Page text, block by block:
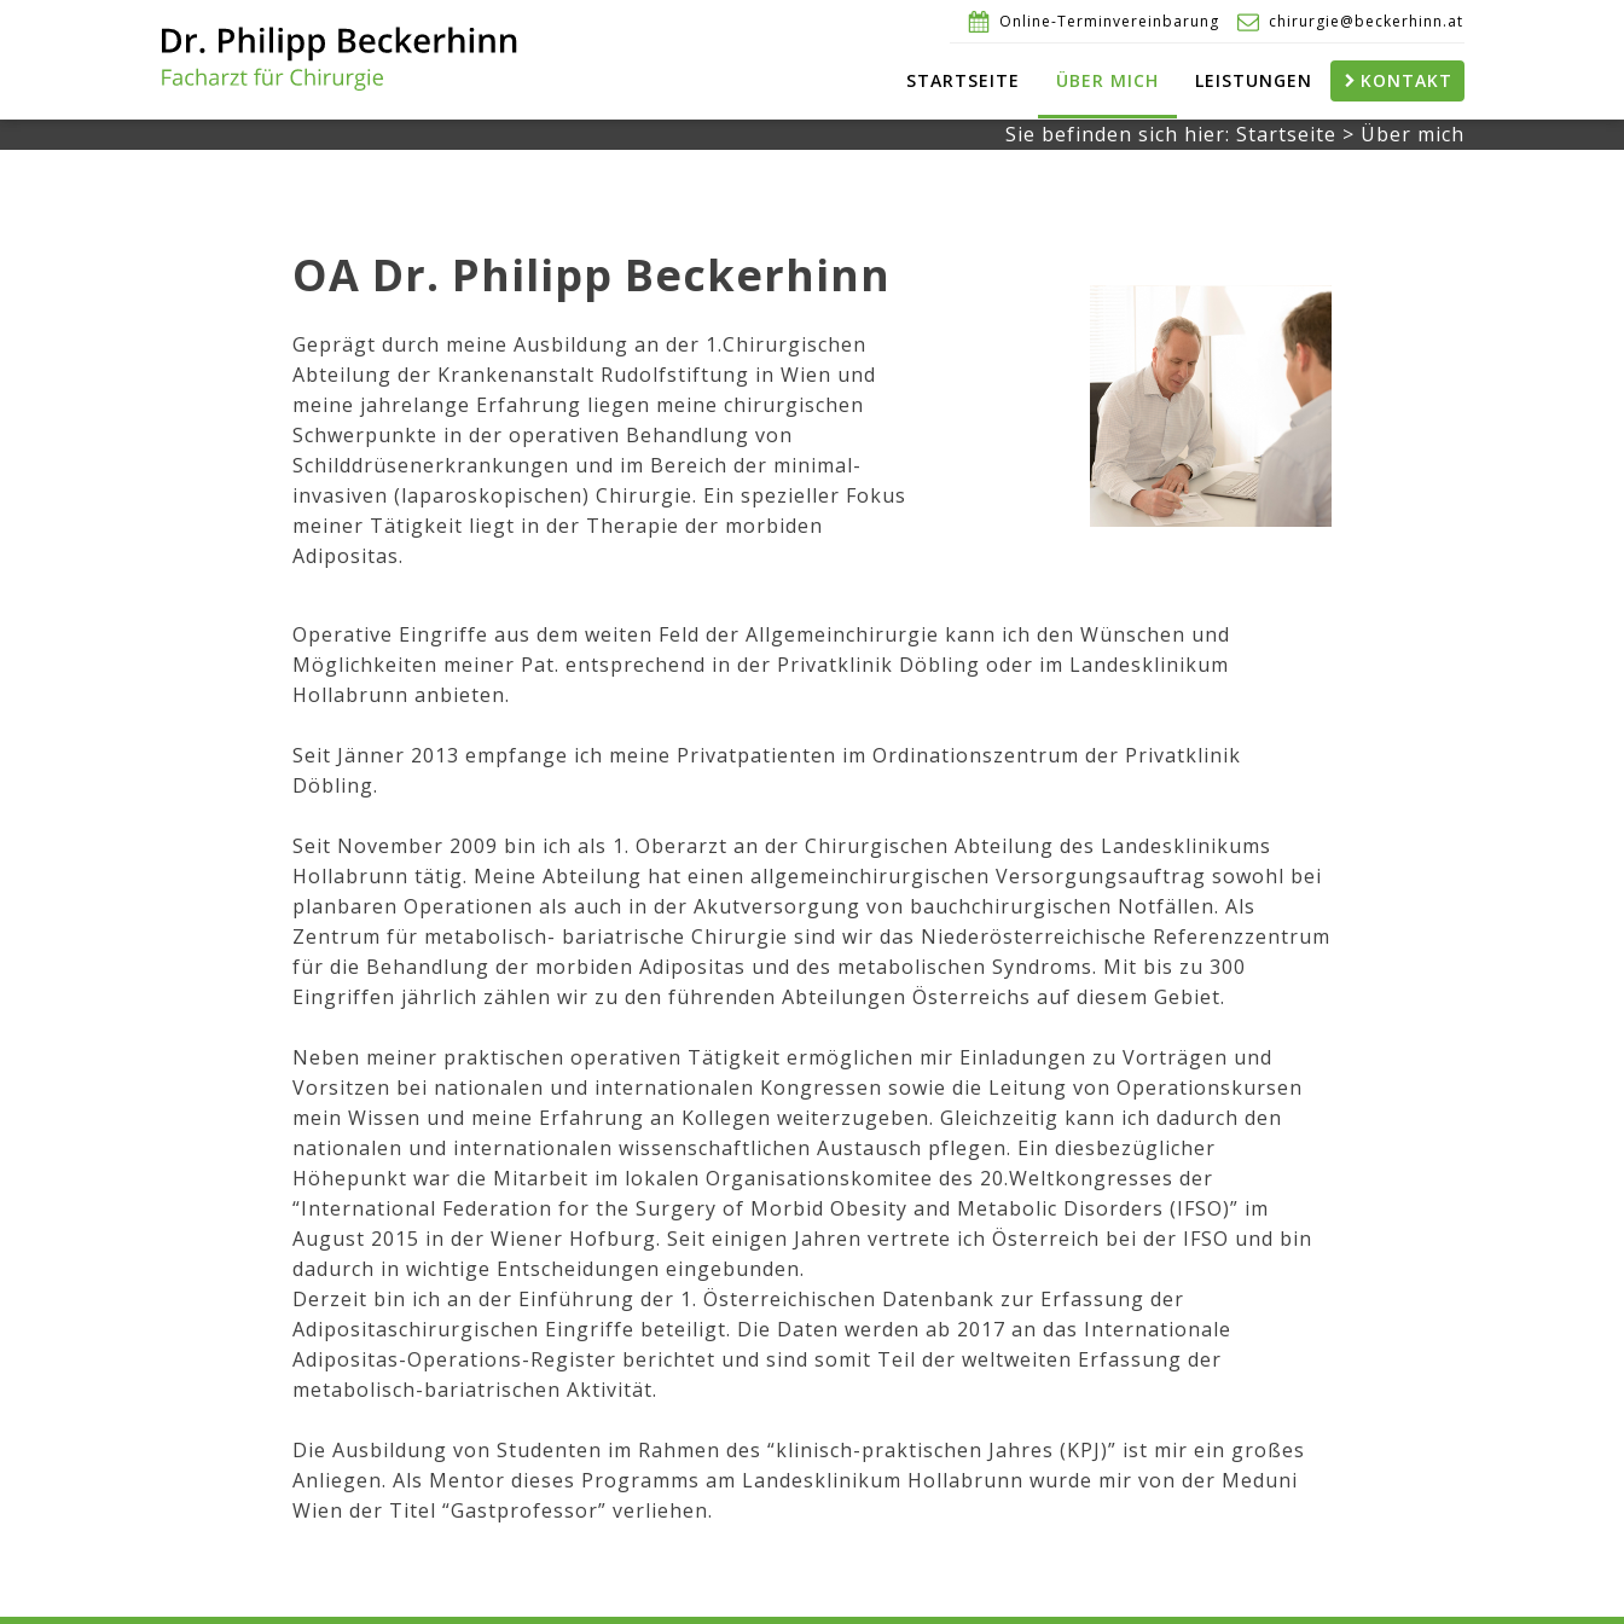
Online-Terminvereinbarung chirurgie@beckerhinn.at
STARTSEITE ÜBER MICH LEISTUNGEN KONTAKT
Sie befinden sich hier: Startseite > Über mich
OA Dr. Philipp Beckerhinn
Geprägt durch meine Ausbildung an der 1.Chirurgischen
Abteilung der Krankenanstalt Rudolfstiftung in Wien und
meine jahrelange Erfahrung liegen meine chirurgischen
Schwerpunkte in der operativen Behandlung von
Schilddrüsenerkrankungen und im Bereich der minimal-
invasiven (laparoskopischen) Chirurgie. Ein spezieller Fokus
meiner Tätigkeit liegt in der Therapie der morbiden
Adipositas.
Operative Eingriffe aus dem weiten Feld der Allgemeinchirurgie kann ich den Wünschen und
Möglichkeiten meiner Pat. entsprechend in der Privatklinik Döbling oder im Landesklinikum
Hollabrunn anbieten.
Seit Jänner 2013 empfange ich meine Privatpatienten im Ordinationszentrum der Privatklinik
Döbling.
Seit November 2009 bin ich als 1. Oberarzt an der Chirurgischen Abteilung des Landesklinikums
Hollabrunn tätig. Meine Abteilung hat einen allgemeinchirurgischen Versorgungsauftrag sowohl bei
planbaren Operationen als auch in der Akutversorgung von bauchchirurgischen Notfällen. Als
Zentrum für metabolisch- bariatrische Chirurgie sind wir das Niederösterreichische Referenzzentrum
für die Behandlung der morbiden Adipositas und des metabolischen Syndroms. Mit bis zu 300
Eingriffen jährlich zählen wir zu den führenden Abteilungen Österreichs auf diesem Gebiet.
Neben meiner praktischen operativen Tätigkeit ermöglichen mir Einladungen zu Vorträgen und
Vorsitzen bei nationalen und internationalen Kongressen sowie die Leitung von Operationskursen
mein Wissen und meine Erfahrung an Kollegen weiterzugeben. Gleichzeitig kann ich dadurch den
nationalen und internationalen wissenschaftlichen Austausch pflegen. Ein diesbezüglicher
Höhepunkt war die Mitarbeit im lokalen Organisationskomitee des 20.Weltkongresses der
“International Federation for the Surgery of Morbid Obesity and Metabolic Disorders (IFSO)” im
August 2015 in der Wiener Hofburg. Seit einigen Jahren vertrete ich Österreich bei der IFSO und bin
dadurch in wichtige Entscheidungen eingebunden.
Derzeit bin ich an der Einführung der 1. Österreichischen Datenbank zur Erfassung der
Adipositaschirurgischen Eingriffe beteiligt. Die Daten werden ab 2017 an das Internationale
Adipositas-Operations-Register berichtet und sind somit Teil der weltweiten Erfassung der
metabolisch-bariatrischen Aktivität.
Die Ausbildung von Studenten im Rahmen des “klinisch-praktischen Jahres (KPJ)” ist mir ein großes
Anliegen. Als Mentor dieses Programms am Landesklinikum Hollabrunn wurde mir von der Meduni
Wien der Titel “Gastprofessor” verliehen.